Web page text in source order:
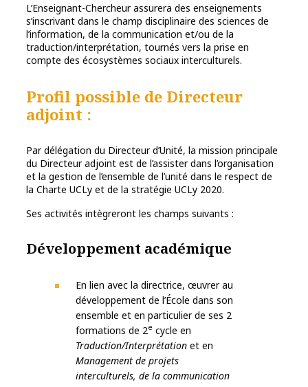
L’Enseignant-Chercheur assurera des enseignements
s’inscrivant dans le champ disciplinaire des sciences de
l’information, de la communication et/ou de la
traduction/interprétation, tournés vers la prise en
compte des écosystèmes sociaux interculturels.
Profil possible de Directeur
adjoint :
Par délégation du Directeur d’Unité, la mission principale
du Directeur adjoint est de l’assister dans l’organisation
et la gestion de l’ensemble de l’unité dans le respect de
la Charte UCLy et de la stratégie UCLy 2020.
Ses activités intègreront les champs suivants :
Développement académique
En lien avec la directrice, œuvrer au
développement de l’École dans son
ensemble et en particulier de ses 2
formations de 2e cycle en
Traduction/Interprétation et en
Management de projets
interculturels, de la communication